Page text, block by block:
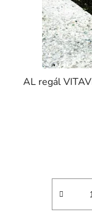
AL regál